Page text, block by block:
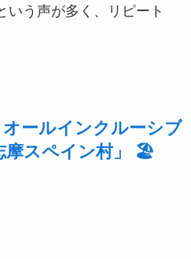
いう声が多く、リピート
ールインクルーシブ
摩スペイン村」 🏖️